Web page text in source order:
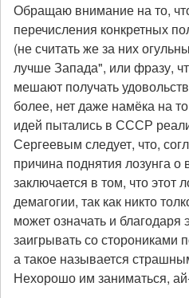
Обращаю внимание на то,
перечисления конкретных
(не считать же за них
лучше Запада", или фразу,
мешают получать
более, нет даже намёка на
идей пытались в СССР
Сергеевым следует, что,
причина поднятия лозунга
заключается в том, что этот
демагогии, так как никто
может означать и благодаря
заигрывать со сторониками
а такое называется
Нехорошо им заниматься,